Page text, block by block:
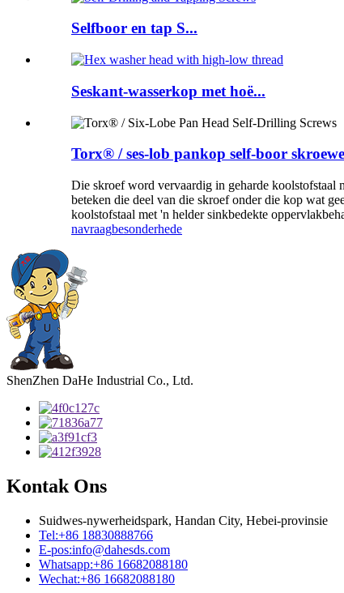
Selfboor en tap S...
Seskant-wasserkop met hoë...
Torx® / ses-lob pankop self-boor skroewe
Die skroef word vervaardig in geharde
beteken die deel van die skroef onder die kop wat
koolstofstaal met 'n helder sinkbedekte
navraagbesonderhede
ShenZhen DaHe Industrial Co., Ltd.
Kontak Ons
Suidwes-nywerheidspark, Handan City, Hebei-provinsie
Tel:+86 18830888766
E-pos:info@dahesds.com
Whatsapp:+86 16682088180
Wechat:+86 16682088180